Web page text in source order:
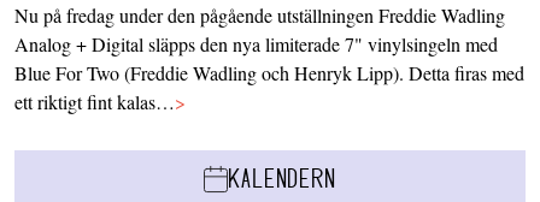
Nu på fredag under den pågående utställningen Freddie Wadling
Analog + Digital släpps den nya limiterade 7" vinylsingeln med
Blue For Two (Freddie Wadling och Henryk Lipp). Detta firas med
ett riktigt fint kalas…>
KALENDERN